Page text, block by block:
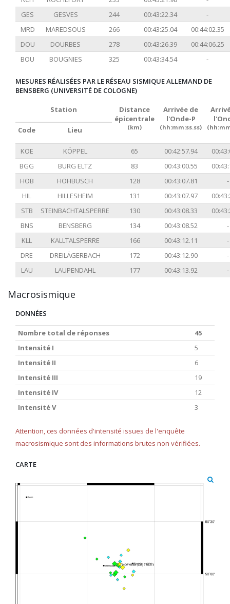
GES
GESVES 244 00:43:22.34
-
MRD
MAREDSOUS 266 00:43:25.04
00:44:02.35
DOU
DOURBES 278 00:43:26.39
00:44:06.25
BOU
BOUGNIES 325 00:43:34.54 -
MESURES RÉALISÉES PAR LE RÉSEAU SISMIQUE ALLEMAND DE
BENSBERG (UNIVERSITÉ DE COLOGNE)
Station
Distance
épicentrale
(km)
Arrivée de
l'Onde-P
(hh:mm:ss.ss)
Code Lieu
KOE KÖPPEL 65 00:42:57.94
BGG
BURG ELTZ 83 00:43:00.55
HOB
HOHBUSCH 128 00:43:07.81
-
HIL
HILLESHEIM 131 00:43:07.97
STB
STEINBACHTALSPERRE 130 00:43:08.33
BNS
BENSBERG 134 00:43:08.52
-
KLL
KALLTALSPERRE 166 00:43:12.11
-
DRE
DREILÄGERBACH 172 00:43:12.90
-
LAU
LAUPENDAHL 177 00:43:13.92 -
Macrosismique
DONNÉES
Nombre total de réponses
45
Intensité I
5
Intensité II
6
Intensité III
19
Intensité IV
12
Intensité V
3
Attention, ces données d'intensité issues de l'enquête
macrosismique sont des informations brutes non vérifiées.
CARTE